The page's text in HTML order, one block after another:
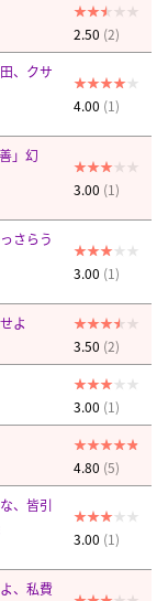
2.50 (2)
、クサ
4.00 (1)
」幻
3.00 (1)
さらう
3.00 (1)
よ
3.50 (2)
3.00 (1)
4.80 (5)
、皆引
3.00 (1)
、私費